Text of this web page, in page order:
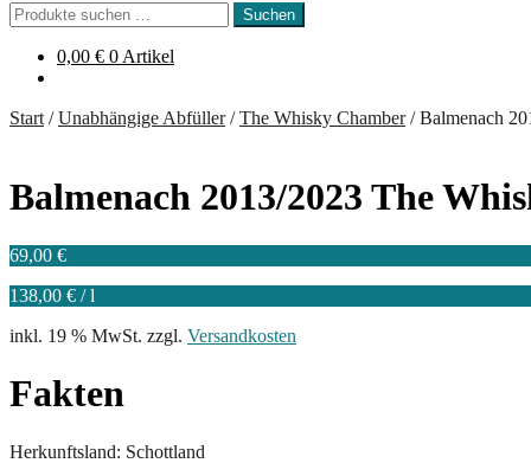
Suchen
nach:
Suchen
0,00 € 0 Artikel
Start /Unabhängige Abfüller/The Whisky Chamber/Balmenach
Balmenach 2013/2023 The
69,00 €
138,00 € /l
inkl. 19 % MwSt. zzgl. Versandkosten
Fakten
Herkunftsland: Schottland